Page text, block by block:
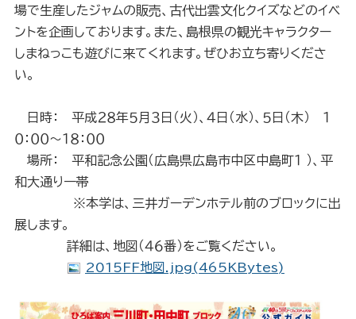
場で生産したジャ ムの販売、古代出雲文化クイズなどのイベ
ントを企画しております。また、島根県の観光キャラクター
しまねっこも遊びに来てくれます。 ぜひお立ち寄りくださ
い。
日時： 平成２８年５月３日（火）、４日（水）、５日（木） １
０：００～１８：００
場所： 平和記念公園（広島県広島市中区中島町１ ）、平
和大通り一帯
※本学は、三井ガーデンホテル前のブロックに出
展します。
詳細は、地図（４６番）をご覧ください。
2015FF地図.jpg(465KBytes)